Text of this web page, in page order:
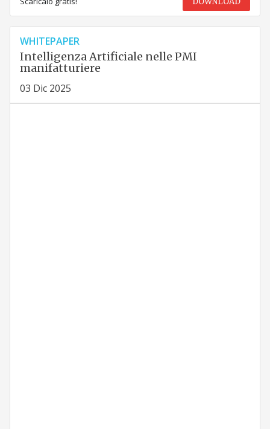
WHITEPAPER
Intelligenza Artificiale nelle PMI
manifatturiere
03 Dic 2025